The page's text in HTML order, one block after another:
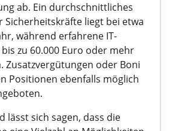
ab. Ein durchschnittliches
Sicherheitskräfte liegt bei etwa
während erfahrene IT-
zu 60.000 Euro oder mehr
Zusatzvergütungen oder Boni
Positionen ebenfalls möglich
lässt sich sagen, dass die